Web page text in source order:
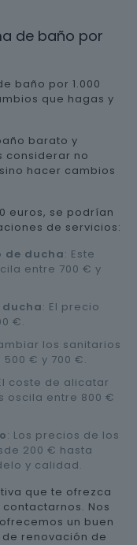
de baño por
baño por 1.000
que hagas y
barato y
considerar no
hacer cambios
euros, se podrían
de servicios:
de ducha: Este
entre 700 € y
: El precio
€.
los sanitarios
€ y 700 €.
coste de alicatar
oscila entre 800 €
: Los precios de los
200 € hasta
y calidad.
que te ofrezca
Nos
un buen
renovación de